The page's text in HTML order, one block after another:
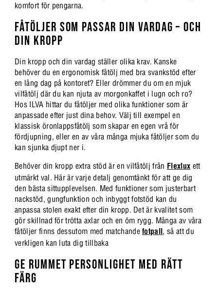
komfort för pengarna.
FÅTÖLJER SOM PASSAR DIN VARDAG – OCH
DIN KROPP
Din kropp och din vardag ställer olika krav. Kanske
behöver du en ergonomisk fåtölj med bra svankstöd efter
en lång dag på kontoret? Eller drömmer du om en mjuk
vilfåtölj där du kan njuta av morgonkaffet i lugn och ro?
Hos ILVA hittar du fåtöljer med olika funktioner som är
anpassade efter just dina behov. Välj till exempel en
klassisk öronlappsfåtölj som skapar en egen vrå för
fördjupning, eller en av våra många mjuka fåtöljer som du
kan sjunka djupt ner i.
Behöver din kropp extra stöd är en vilfåtölj från Flexlux ett
utmärkt val. Här är varje detalj genomtänkt för att ge dig
den bästa sittupplevelsen. Med funktioner som justerbart
nackstöd, gungfunktion och inbyggt fotstöd kan du
anpassa stolen exakt efter din kropp. Det är kvalitet som
gör skillnad för trötta axlar och en öm rygg. Många av våra
fåtöljer finns dessutom med matchandefotpall, så att du
verkligen kan luta dig tillbaka
GE RUMMET PERSONLIGHET MED RÄTT
FÄRG